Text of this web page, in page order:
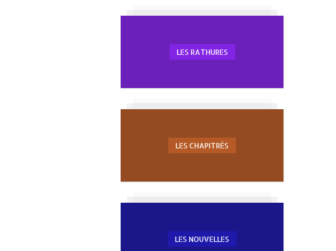
LES RATHURES
LES CHAPITRÉS
LES NOUVELLES